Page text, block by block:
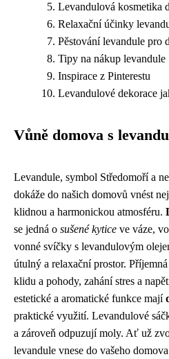
Levandulová kosmetika
Relaxační účinky
Pěstování levandule pro
Tipy na nákup levandule
Inspirace z Pinterestu
Levandulové dekorace
Vůně domova s
Levandule, symbol Středomoří a
dokáže do našich domovů vnést
klidnou a harmonickou atmosféru.
se jedná o sušené kytice ve váze,
vonné svíčky s levandulovým
útulný a relaxační prostor.
klidu a pohody, zahání stres a
estetické a aromatické funkce mají
praktické využití. Levandulové
a zároveň odpuzují moly. Ať už
levandule vnese do vašeho